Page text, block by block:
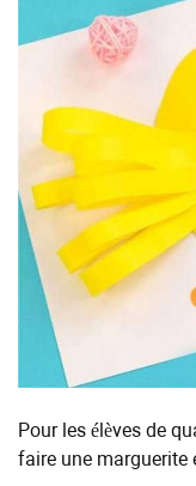
Pour les élèves de
faire une marguerite